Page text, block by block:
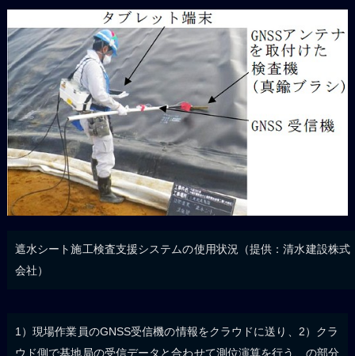
遮水シート施工検査支援システムの使用状況（提供：清水建設株式
会社）
1）現場作業員のGNSS受信機の情報をクラウドに送り、2）クラ
ウド側で基地局の受信データと合わせて測位演算を行う、の部分